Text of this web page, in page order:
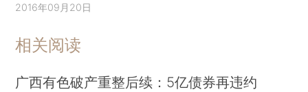
2016年09月20日
相关阅读
广西有色破产重整后续：5亿债券再违约